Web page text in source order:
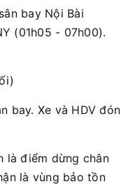
bay Nội Bài
(01h05 - 07h00).
bay. Xe và HDV đón
là điểm dừng chân
là vùng bảo tồn